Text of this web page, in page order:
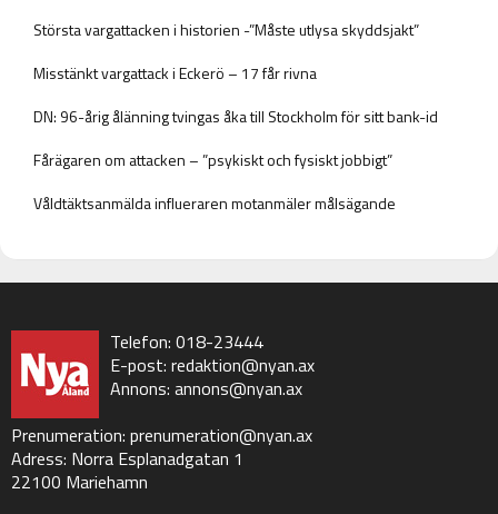
Största vargattacken i historien -”Måste utlysa skyddsjakt”
Misstänkt vargattack i Eckerö – 17 får rivna
DN: 96-årig ålänning tvingas åka till Stockholm för sitt bank-id
Fårägaren om attacken – ”psykiskt och fysiskt jobbigt”
Våldtäktsanmälda influeraren motanmäler målsägande
Telefon: 018-23444
E-post: redaktion@nyan.ax
Annons: annons@nyan.ax
Prenumeration: prenumeration@nyan.ax
Adress: Norra Esplanadgatan 1
22100 Mariehamn